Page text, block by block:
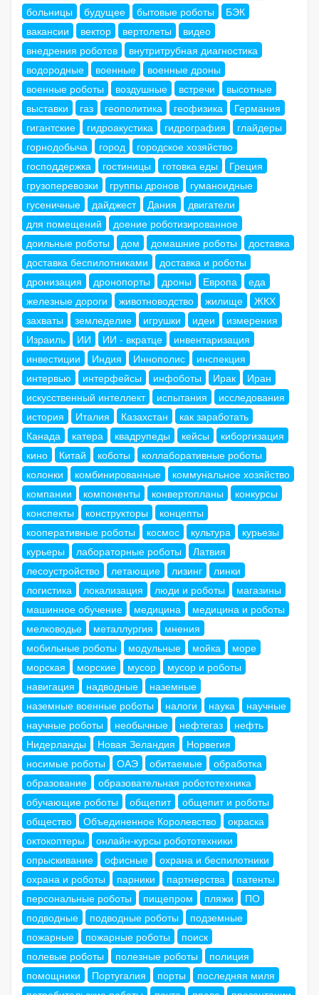
больницы
будущее бытовые роботы
БЭК
вакансии
вектор вертолеты
видео
внедрения роботов
внутритрубная диагностика
водородные
военные
военные дроны
военные роботы
воздушные встречи
высотные
выставки
газ геополитика геофизика
Германия
гигантские
гидроакустика гидрография
глайдеры
горнодобыча
город
городское хозяйство
господдержка
гостиницы готовка еды
Греция
грузоперевозки
группы дронов
гуманоидные
гусеничные
дайджест Дания
двигатели
для помещений
доение роботизированное
доильные роботы
дом домашние роботы
доставка
доставка беспилотниками
доставка и роботы
дронизация
дронопорты дроны Европа
еда
железные дороги
животноводство жилище
ЖКХ
захваты
земледелие игрушки идеи
измерения
Израиль
ИИ ИИ - вкратце
инвентаризация
инвестиции
Индия Иннополис
инспекция
интервью
интерфейсы инфоботы Ирак
Иран
искусственный интеллект
испытания
исследования
история
Италия Казахстан
как заработать
Канада
катера квадрупеды кейсы
киборгизация
кино
Китай коботы
коллаборативные роботы
колонки
комбинированные
коммунальное хозяйство
компании
компоненты конвертопланы
конкурсы
конспекты
конструкторы
концепты
кооперативные роботы
космос культура
курьезы
курьеры
лабораторные роботы
Латвия
лесоустройство
летающие лизинг
линки
логистика
локализация люди и роботы
магазины
машинное обучение
медицина
медицина и роботы
мелководье
металлургия
мнения
мобильные роботы
модульные мойка
море
морская
морские мусор
мусор и роботы
навигация
надводные
наземные
наземные военные роботы
налоги наука
научные
научные роботы
необычные нефтегаз
нефть
Нидерланды
Новая Зеландия
Норвегия
носимые роботы
ОАЭ обитаемые
обработка
образование
образовательная робототехника
обучающие роботы
общепит
общепит и роботы
общество
Объединенное Королевство
окраска
октокоптеры
онлайн-курсы робототехники
опрыскивание
офисные
охрана и беспилотники
охрана и роботы
парники партнерства
патенты
персональные роботы
пищепром пляжи
ПО
подводные
подводные роботы
подземные
пожарные
пожарные роботы
поиск
полевые роботы
полезные роботы
полиция
помощники
Португалия порты
последняя миля